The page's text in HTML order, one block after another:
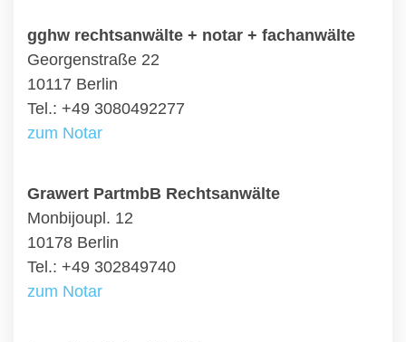
gghw rechtsanwälte + notar + fachanwälte
Georgenstraße 22
10117 Berlin
Tel.: +49 3080492277
zum Notar
Grawert PartmbB Rechtsanwälte
Monbijoupl. 12
10178 Berlin
Tel.: +49 302849740
zum Notar